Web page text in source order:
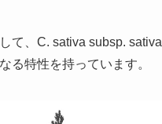
て、C. sativa subsp.
る特性を持っています。